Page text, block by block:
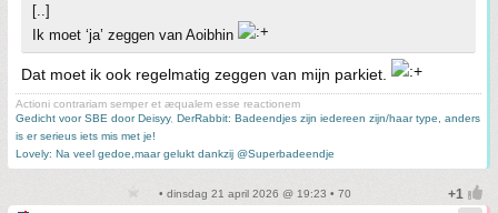
[..]
Ik moet ‘ja’ zeggen van Aoibhin
Dat moet ik ook regelmatig zeggen van mijn parkiet.
Actioni contrariam semper et æqualem esse reactionem
Gedicht voor SBE door Deisyy, DerRabbit: Badeendjes zijn iedereen zijn/haar type, anders
is er serieus iets mis met je!
Lovely: Na veel gedoe,maar gelukt dankzij @Superbadeendje
• dinsdag 21 april 2026 @ 19:23 • 70